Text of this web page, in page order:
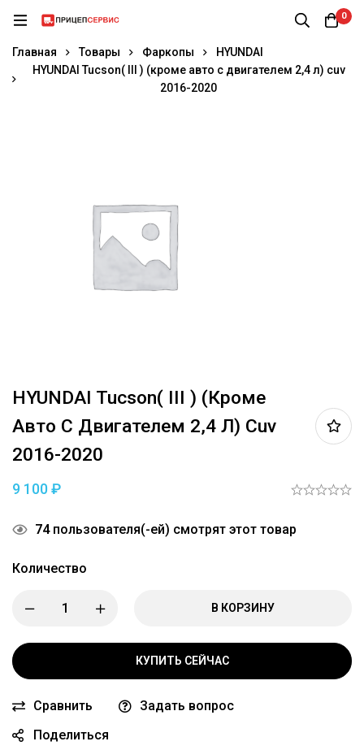
0
Главная Товары Фаркопы
HYUNDAI
HYUNDAI Tucson( III ) (кроме авто с двигателем 2,4 л) cuv
2016-2020
HYUNDAI Tucson( III ) (кроме
Авто С Двигателем 2,4 Л) Cuv
2016-2020
9 100₽
74пользователя(-ей) смотрят этот товар
Количество
В КОРЗИНУ
КУПИТЬ СЕЙЧАС
Сравнить
Задать вопрос
Поделиться